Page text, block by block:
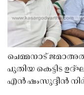
ചെമ്മനാട്
പുതിയ കെട്ടിട
എൻ ഷംസുദ്ദീൻ